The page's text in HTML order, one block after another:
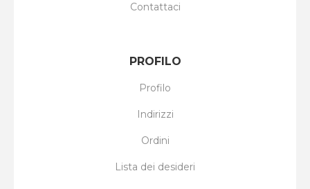
Contattaci
PROFILO
Profilo
Indirizzi
Ordini
Lista dei desideri